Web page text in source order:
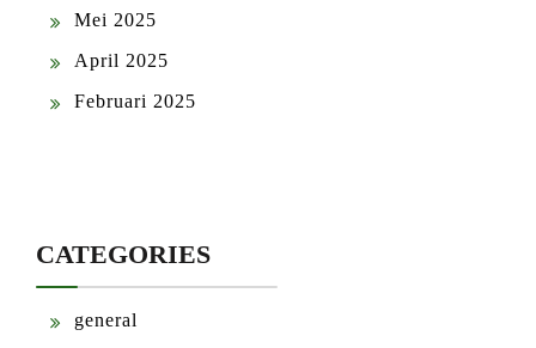
Mei 2025
April 2025
Februari 2025
CATEGORIES
general